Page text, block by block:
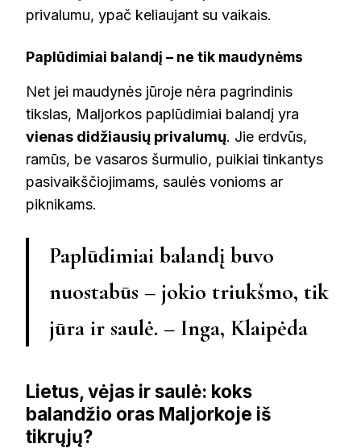
privalumu, ypač keliaujant su vaikais.
Paplūdimiai balandį – ne tik maudynėms
Net jei maudynės jūroje nėra pagrindinis
tikslas, Maljorkos paplūdimiai balandį yra
vienas didžiausių privalumų. Jie erdvūs,
ramūs, be vasaros šurmulio, puikiai tinkantys
pasivaikščiojimams, saulės vonioms ar
piknikams.
Paplūdimiai balandį buvo
nuostabūs – jokio triukšmo, tik
jūra ir saulė. – Inga, Klaipėda
Lietus, vėjas ir saulė: koks
balandžio oras Maljorkoje iš
tikrųjų?